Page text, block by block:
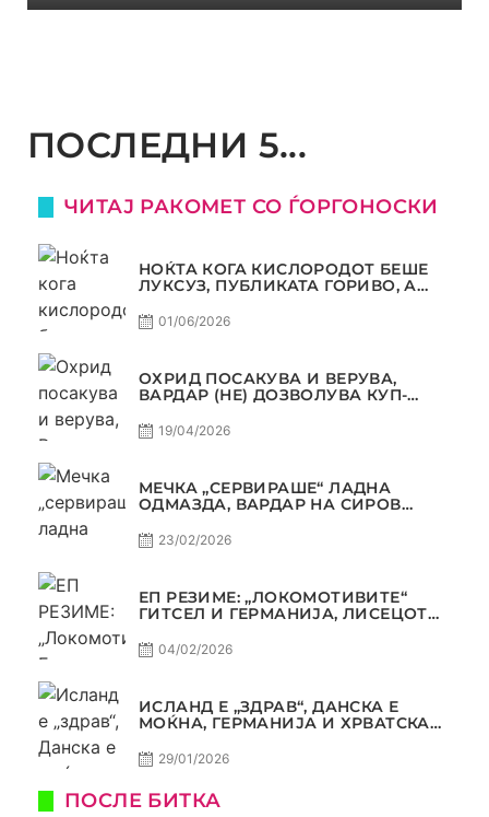
ПОСЛЕДНИ 5...
ЧИТАЈ РАКОМЕТ СО ЃОРГОНОСКИ
НОЌТА КОГА КИСЛОРОДОТ БЕШЕ
ЛУКСУЗ, ПУБЛИКАТА ГОРИВО, А
01/06/2026
ОХРИД ПОСАКУВА И ВЕРУВА,
ВАРДАР (НЕ) ДОЗВОЛУВА КУП-
19/04/2026
МЕЧКА „СЕРВИРАШЕ“ ЛАДНА
ОДМАЗДА, ВАРДАР НА СИРОВ
АВТОКОМАНДА
23/02/2026
ЕП РЕЗИМЕ: „ЛОКОМОТИВИТЕ“
ГИТСЕЛ И ГЕРМАНИЈА, ЛИСЕЦОТ
04/02/2026
ИСЛАНД Е „ЗДРАВ“, ДАНСКА Е
МОЌНА, ГЕРМАНИЈА И ХРВАТСКА
29/01/2026
ПОСЛЕ БИТКА